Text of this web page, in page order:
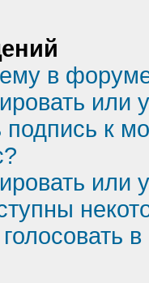
в
или
подпись к
или